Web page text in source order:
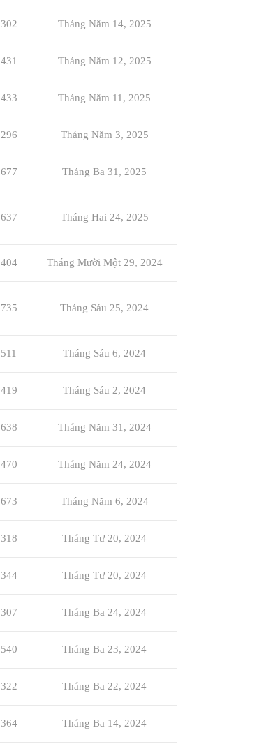
302 Tháng Năm 14, 2025
431 Tháng Năm 12, 2025
433 Tháng Năm 11, 2025
296 Tháng Năm 3, 2025
677 Tháng Ba 31, 2025
637 Tháng Hai 24, 2025
404 Tháng Mười Một 29, 2024
735 Tháng Sáu 25, 2024
511 Tháng Sáu 6, 2024
419 Tháng Sáu 2, 2024
638 Tháng Năm 31, 2024
470 Tháng Năm 24, 2024
673 Tháng Năm 6, 2024
318 Tháng Tư 20, 2024
344 Tháng Tư 20, 2024
307 Tháng Ba 24, 2024
540 Tháng Ba 23, 2024
322 Tháng Ba 22, 2024
364 Tháng Ba 14, 2024